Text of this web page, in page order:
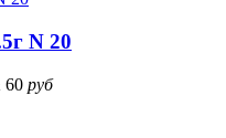
N 20
60 руб